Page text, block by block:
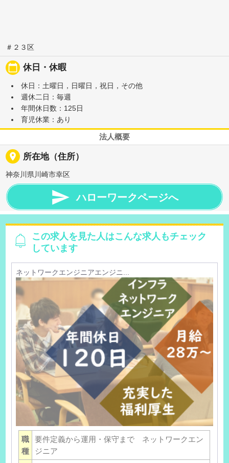
＃２３区
calendar_today 休日・休暇
休日：土曜日，日曜日，祝日，その他
週休二日：毎週
年間休日数：125日
育児休業：あり
法人概要
place 所在地（住所）
神奈川県川崎市幸区
 ハローワークページへ
この求人を見た人はこんな求人もチェック
しています
ネットワークエンジニアエンジニ...
職
種
要件定義から運用・保守まで ネットワークエン
ジニア